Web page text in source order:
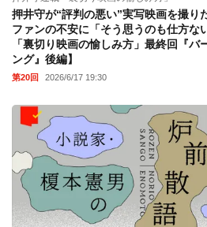
押井守が“評判の悪い”実写映画を撮り
ファンの不安に「そう思うのも仕方な
「裏切り映画の愉しみ方」最終回『バ
ング』後編】
第20回 2026/6/17 19:30